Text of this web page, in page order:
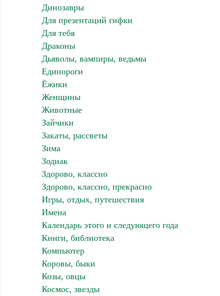
Динозавры
Для презентаций гифки
Для тебя
Драконы
Дьяволы, вампиры, ведьмы
Единороги
Ёжики
Женщины
Животные
Зайчики
Закаты, рассветы
Зима
Зодиак
Здорово, классно
Здорово, классно, прекрасно
Игры, отдых, путешествия
Имена
Календарь этого и следующего года
Книги, библиотека
Компьютер
Коровы, быки
Козы, овцы
Космос, звезды